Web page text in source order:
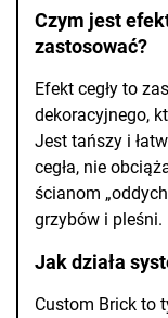
Czym jest
zastosować?
Efekt cegły to
dekoracyjnego,
Jest tańszy i
cegła, nie
ścianom
grzybów i pleśni.
Jak działa
Custom Brick to